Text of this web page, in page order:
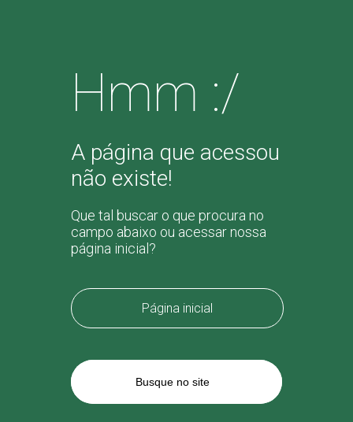
Hmm :/
A página que acessou
não existe!
Que tal buscar o que procura no
campo abaixo ou acessar nossa
página inicial?
Página inicial